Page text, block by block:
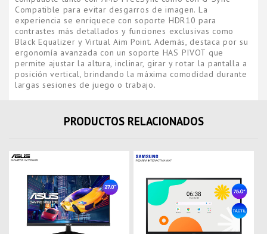
Compatible para evitar desgarros de imagen. La
experiencia se enriquece con soporte HDR10 para
contrastes más detallados y funciones exclusivas como
Black Equalizer y Virtual Aim Point. Además, destaca por su
ergonomía avanzada con un soporte HAS PIVOT que
permite ajustar la altura, inclinar, girar y rotar la pantalla a
posición vertical, brindando la máxima comodidad durante
largas sesiones de juego o trabajo.
PRODUCTOS RELACIONADOS